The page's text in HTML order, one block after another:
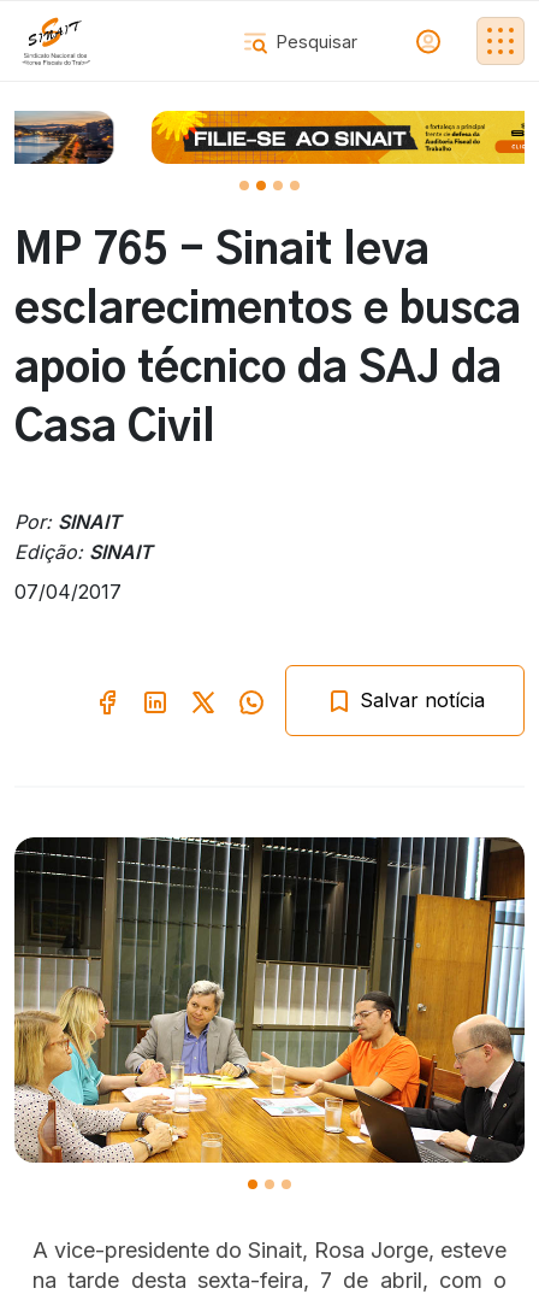
MP 765 - Sinait leva
esclarecimentos e busca
apoio técnico da SAJ da
Casa Civil
Por: SINAIT
Edição: SINAIT
07/04/2017
Salvar notícia
A vice-presidente do Sinait, Rosa Jorge, esteve
na tarde desta sexta-feira, 7 de abril, com o